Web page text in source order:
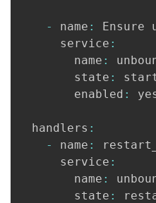
- name :
Ensure
      service
:
        name
:
        state
:
        enabled
:
  handlers
:
-
name :
      service
:
        name
:
        state
: